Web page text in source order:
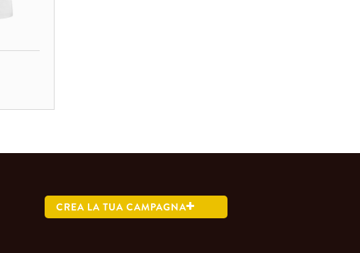
CREA LA TUA CAMPAGNA